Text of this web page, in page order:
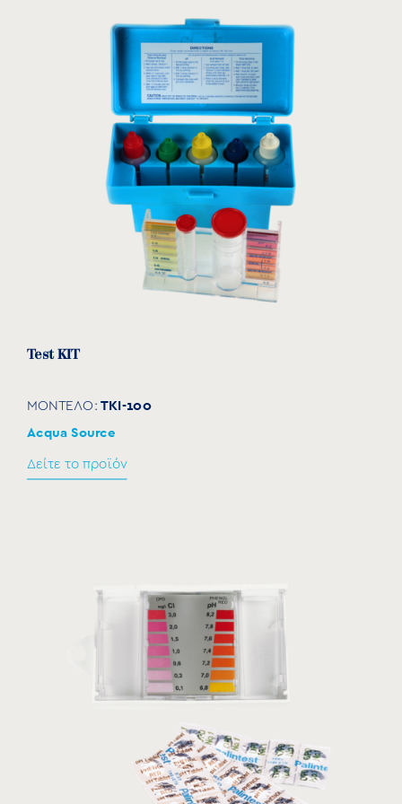
Στηρίγματα σωληνώσεων
Κόλλες & Καθαριστικά
Test KIT
ΜΟΝΤΕΛΟ:TKI-100
Acqua Source
Δείτε το προϊόν